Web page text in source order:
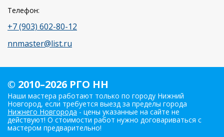
Телефон:
+7 (903) 602-80-12
nnmaster@list.ru
© 2010–2026 РГО НН
Наши мастера работают только по городу Нижний
Новгород, если требуется выезд за пределы города
Нижнего Новгорода - цены указанные на сайте не
действуют! О стоимости работ нужно договариваться с
мастером предварительно!